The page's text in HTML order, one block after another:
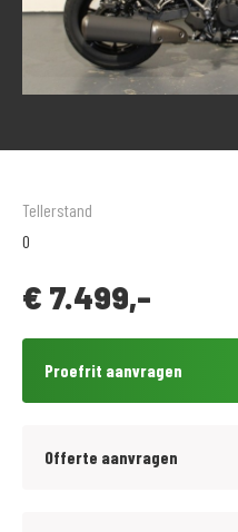
Tellerstand
0
€ 7.499,-
Proefrit aanvragen
Offerte aanvragen